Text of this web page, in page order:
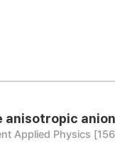
Applied Physics